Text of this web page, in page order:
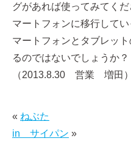
グがあれば使ってみてく
マートフォンに移行して
マートフォンとタブレッ
るのではないでしょうか？
（2013.8.30 営業 増田）
« ねぶた
in サイパン »